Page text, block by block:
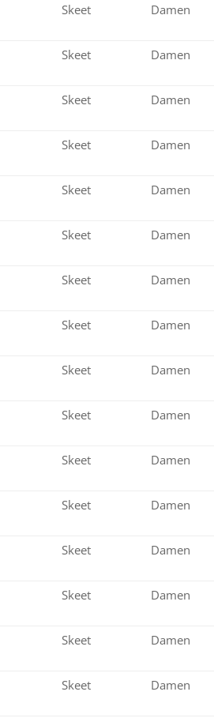
Skeet Damen
Skeet Damen
Skeet Damen
Skeet Damen
Skeet Damen
Skeet Damen
Skeet Damen
Skeet Damen
Skeet Damen
Skeet Damen
Skeet Damen
Skeet Damen
Skeet Damen
Skeet Damen
Skeet Damen
Skeet Damen